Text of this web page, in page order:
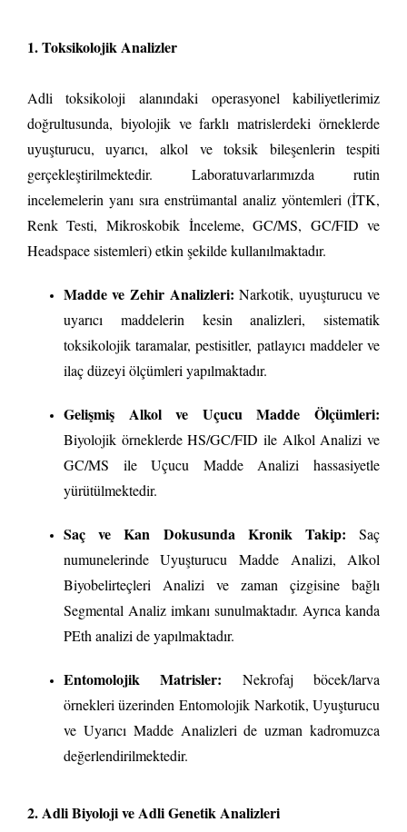
1. Toksikolojik Analizler
Adli toksikoloji alanındaki operasyonel kabiliyetlerimiz
doğrultusunda, biyolojik ve farklı matrislerdeki örneklerde
uyuşturucu, uyarıcı, alkol ve toksik bileşenlerin tespiti
gerçekleştirilmektedir. Laboratuvarlarımızda rutin
incelemelerin yanı sıra enstrümantal analiz yöntemleri (İTK,
Renk Testi, Mikroskobik İnceleme, GC/MS, GC/FID ve
Headspace sistemleri) etkin şekilde kullanılmaktadır.
Madde ve Zehir Analizleri: Narkotik, uyuşturucu ve
uyarıcı maddelerin kesin analizleri, sistematik
toksikolojik taramalar, pestisitler, patlayıcı maddeler ve
ilaç düzeyi ölçümleri yapılmaktadır.
Gelişmiş Alkol ve Uçucu Madde Ölçümleri:
Biyolojik örneklerde HS/GC/FID ile Alkol Analizi ve
GC/MS ile Uçucu Madde Analizi hassasiyetle
yürütülmektedir.
Saç ve Kan Dokusunda Kronik Takip: Saç
numunelerinde Uyuşturucu Madde Analizi, Alkol
Biyobelirteçleri Analizi ve zaman çizgisine bağlı
Segmental Analiz imkanı sunulmaktadır. Ayrıca kanda
PEth analizi de yapılmaktadır.
Entomolojik Matrisler: Nekrofaj böcek/larva
örnekleri üzerinden Entomolojik Narkotik, Uyuşturucu
ve Uyarıcı Madde Analizleri de uzman kadromuzca
değerlendirilmektedir.
2. Adli Biyoloji ve Adli Genetik Analizleri